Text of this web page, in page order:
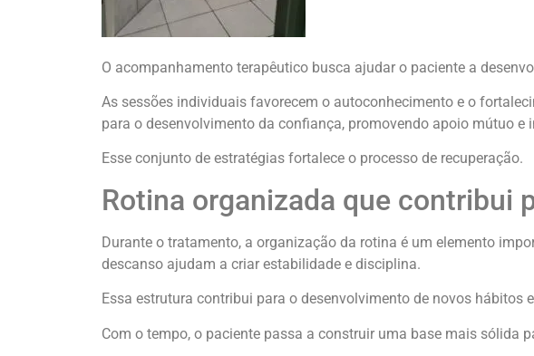
O acompanhamento terapêutico busca ajudar o paciente a
As sessões individuais favorecem o autoconhecimento e o
para o desenvolvimento da confiança, promovendo apoio mútuo e
Esse conjunto de estratégias fortalece o processo de recuperação.
Rotina organizada que contribui
Durante o tratamento, a organização da rotina é um elemento
descanso ajudam a criar estabilidade e disciplina.
Essa estrutura contribui para o desenvolvimento de novos hábitos
Com o tempo, o paciente passa a construir uma base mais sólida